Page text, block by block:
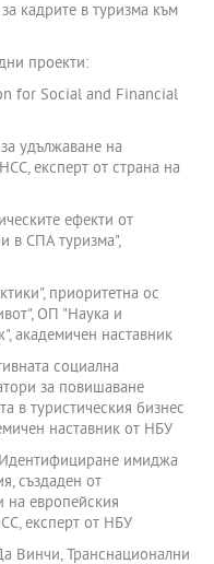
кадрите в туризма към
проекти:
for Social and Financial
удължаване на
експерт от страна на
ефекти от
в СПА туризма",
приоритетна ос
ОП "Наука и
академичен наставник
социална
за повишаване
в туристическия бизнес
наставник от НБУ
имиджа
създаден от
на европейския
експерт от НБУ
Винчи, Транснационални